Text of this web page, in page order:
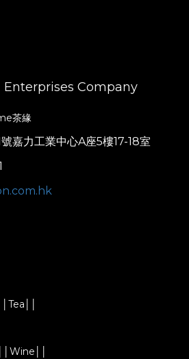
Company
茶緣
嘉力工業中心A座5樓17-18室
││Wine││